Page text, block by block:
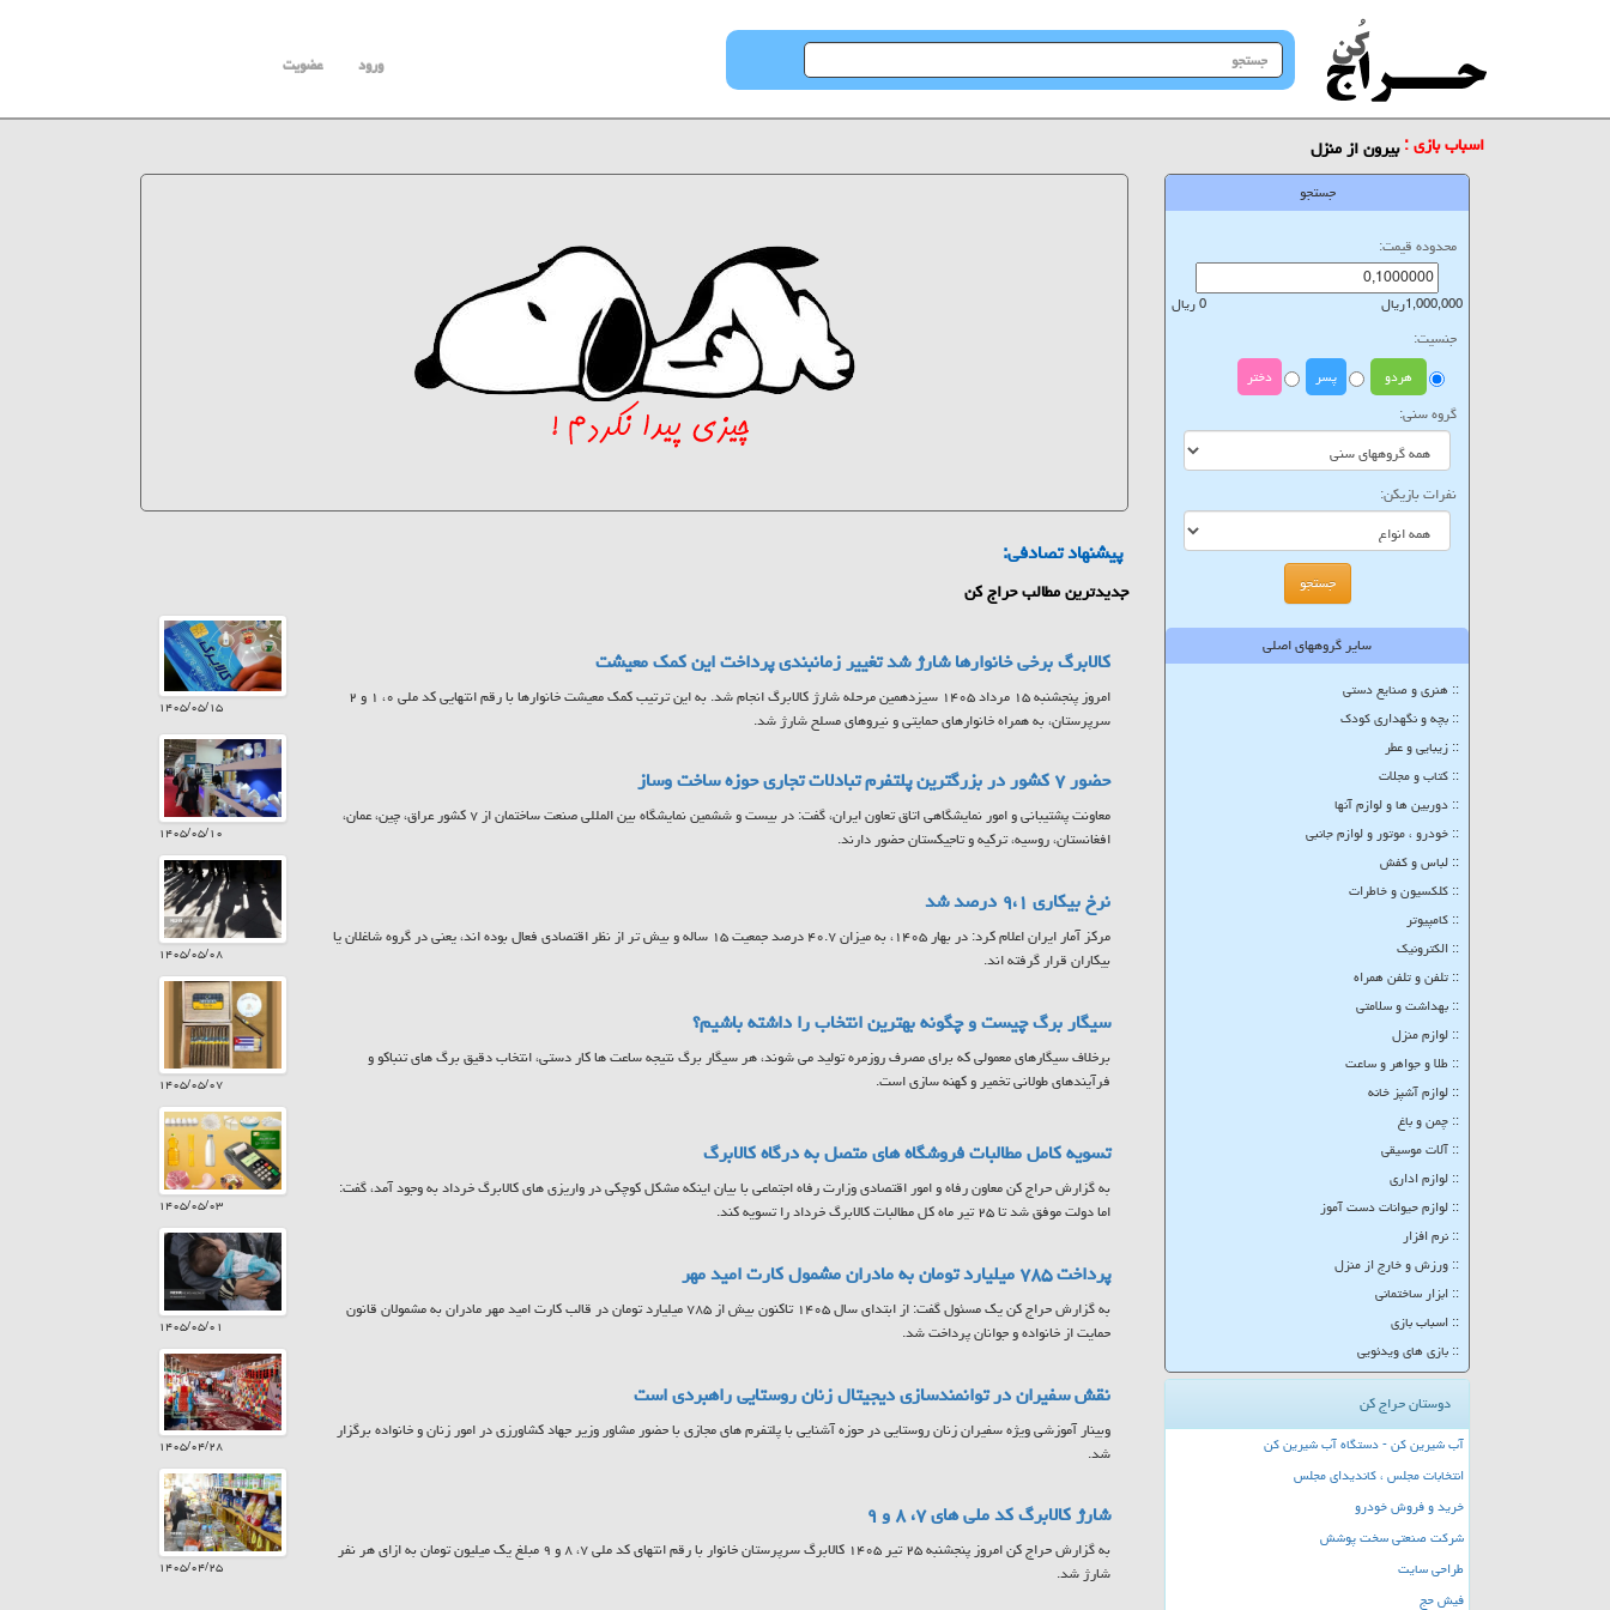
جستجو
در
ورود عضویت
اسباب بازی :بیرون از منزل
جستجو
محدوده قیمت:
1,000,000ریال 0 ریال
جنسیت:
هردو پسر دختر
گروه سنی:
نفرات بازیکن:
سایر گروههای اصلی
:: هنری و صنایع دستی
:: بچه و نگهداری کودک
:: زیبایی و عطر
:: کتاب و مجلات
:: دوربین ها و لوازم آنها
:: خودرو ، موتور و لوازم جانبی
:: لباس و کفش
:: کلکسیون و خاطرات
:: کامپیوتر
:: الکترونیک
:: تلفن و تلفن همراه
:: بهداشت و سلامتی
:: لوازم منزل
:: طلا و جواهر و ساعت
:: لوازم آشپز خانه
:: چمن و باغ
:: آلات موسیقی
:: لوازم اداری
:: لوازم حیوانات دست آموز
:: نرم افزار
:: ورزش و خارج از منزل
:: ابزار ساختمانی
:: اسباب بازی
:: بازی های ویدئویی
دوستان حراج کن
آب شیرین کن - دستگاه آب شیرین کن
انتخابات مجلس ، کاندیدای مجلس
خرید و فروش خودرو
شرکت صنعتی سخت پوشش
طراحی سایت
فیش حج
پیشنهاد تصادفی:
جدیدترین مطالب حراج کن
کالابرگ برخی خانوارها شارژ شد تغییر زمانبندی پرداخت این کمک معیشت
امروز پنجشنبه ۱۵ مرداد ۱۴۰۵ سیزدهمین مرحله شارژ کالابرگ انجام شد. به این ترتیب کمک معیشت خانوارها با رقم انتهایی کد ملی ۰، ۱ و ۲
سرپرستان، به همراه خانوارهای حمایتی و نیروهای مسلح شارژ شد.
۱۴۰۵/۰۵/۱۵
حضور ۷ کشور در بزرگترین پلتفرم تبادلات تجاری حوزه ساخت وساز
معاونت پشتیبانی و امور نمایشگاهی اتاق تعاون ایران، گفت: در بیست و ششمین نمایشگاه بین المللی صنعت ساختمان از ۷ کشور عراق، چین، عمان،
افغانستان، روسیه، ترکیه و تاجیکستان حضور دارند.
۱۴۰۵/۰۵/۱۰
نرخ بیکاری ۹،۱ درصد شد
مرکز آمار ایران اعلام کرد: در بهار ۱۴۰۵، به میزان ۴۰.۷ درصد جمعیت ۱۵ ساله و بیش تر از نظر اقتصادی فعال بوده اند، یعنی در گروه شاغلان یا
بیکاران قرار گرفته اند.
۱۴۰۵/۰۵/۰۸
سیگار برگ چیست و چگونه بهترین انتخاب را داشته باشیم؟
برخلاف سیگارهای معمولی که برای مصرف روزمره تولید می شوند، هر سیگار برگ نتیجه ساعت ها کار دستی، انتخاب دقیق برگ های تنباکو و
فرآیندهای طولانی تخمیر و کهنه سازی است.
۱۴۰۵/۰۵/۰۷
تسویه کامل مطالبات فروشگاه های متصل به درگاه کالابرگ
به گزارش حراج کن معاون رفاه و امور اقتصادی وزارت رفاه اجتماعی با بیان اینکه مشکل کوچکی در واریزی های کالابرگ خرداد به وجود آمد، گفت:
اما دولت موفق شد تا ۲۵ تیر ماه کل مطالبات کالابرگ خرداد را تسویه کند.
۱۴۰۵/۰۵/۰۳
پرداخت ۷۸۵ میلیارد تومان به مادران مشمول کارت امید مهر
به گزارش حراج کن یک مسئول گفت: از ابتدای سال ۱۴۰۵ تاکنون بیش از ۷۸۵ میلیارد تومان در قالب کارت امید مهر مادران به مشمولان قانون
حمایت از خانواده و جوانان پرداخت شد.
۱۴۰۵/۰۵/۰۱
نقش سفیران در توانمندسازی دیجیتال زنان روستایی راهبردی است
وبینار آموزشی ویژه سفیران زنان روستایی در حوزه آشنایی با پلتفرم های مجازی با حضور مشاور وزیر جهاد کشاورزی در امور زنان و خانواده برگزار
شد.
۱۴۰۵/۰۴/۲۸
شارژ کالابرگ کد ملی های ۷، ۸ و ۹
به گزارش حراج کن امروز پنجشنبه ۲۵ تیر ۱۴۰۵ کالابرگ سرپرستان خانوار با رقم انتهای کد ملی ۷، ۸ و ۹ مبلغ یک میلیون تومان به ازای هر نفر
شارژ شد.
۱۴۰۵/۰۴/۲۵